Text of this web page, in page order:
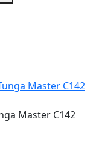
Master C142